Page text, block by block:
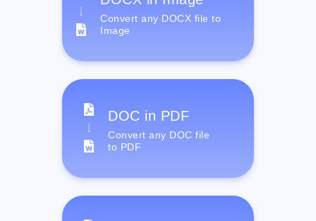
Convert any DOCX file to
Image
DOC in PDF
Convert any DOC file
to PDF